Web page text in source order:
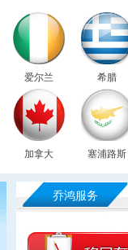
爱尔兰 希腊
加拿大 塞浦路斯
乔鸿服务